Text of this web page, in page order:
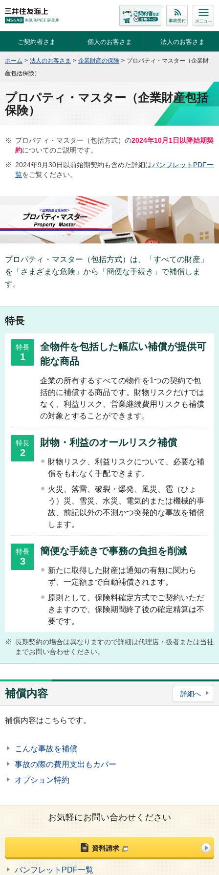
ご契約者さま 個人のお客さま 法人のお客さま
ホーム > 法人のお客さま > 企業財産の保険 > プロパティ・マスター（企業財
産包括保険）
プロパティ・マスター（企業財産包括
保険）
※ プロパティ・マスター（包括方式）の2024年10月1日以降始期契
約についてのご説明です。
※
2024年9月30日以前始期契約も含めた詳細はパンフレットPDF一
覧をご覧ください。
プロパティ・マスター（包括方式）は、「すべての財産」
を「さまざまな危険」から「簡便な手続き」で補償しま
す。
特長
特長
1
全物件を包括した幅広い補償が提供可
能な商品
企業の所有するすべての物件を1つの契約で包
括的に補償する商品です。財物リスクだけでは
なく、利益リスク、営業継続費用リスクも補償
の対象とすることができます。
特長
2
財物・利益のオールリスク補償
財物リスク、利益リスクについて、必要な補
償をもれなく手配できます。
火災、落雷、破裂・爆発、風災、雹（ひょ
う）災、雪災、水災、電気的または機械的事
故、前記以外の不測かつ突発的な事故を補償
します。
特長
3
簡便な手続きで事務の負担を削減
新たに取得した財産は通知の有無に関わら
ず、一定額まで自動補償されます。
原則として、保険料確定方式でご契約いただ
きますので、保険期間終了後の確定精算は不
要です。
※ 長期契約の場合は異なりますので詳細は代理店・扱者または当社
までお問い合わせください。
補償内容 詳細へ
補償内容はこちらです。
こんな事故を補償
事故の際の費用支出もカバー
オプション特約
お気軽にお問い合わせください
資料請求
パンフレットPDF一覧